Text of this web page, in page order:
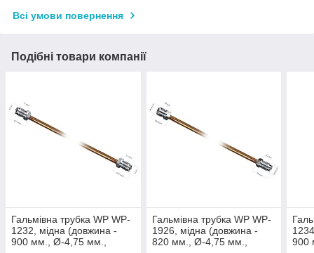
Всі умови повернення
Подібні товари компанії
Гальмівна трубка WP WP-
1232, мідна (довжина -
900 мм., Ø-4,75 мм.,
Гальмівна трубка WP WP-
1926, мідна (довжина -
820 мм., Ø-4,75 мм.,
900